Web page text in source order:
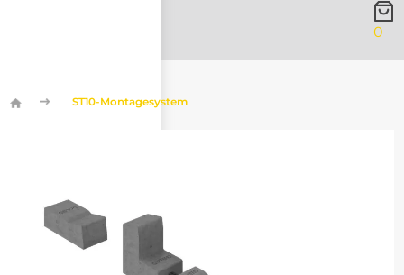
0
ST10-Montagesystem